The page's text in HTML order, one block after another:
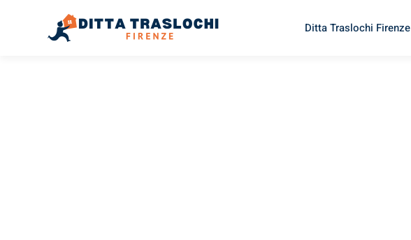
Ditta Traslochi Firenze